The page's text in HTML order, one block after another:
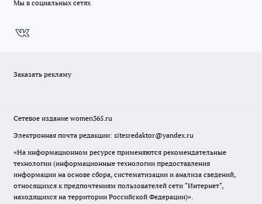
Мы в социальных сетях
Заказать рекламу
Сетевое издание women365.ru
Электронная почта редакции: sitesredaktor@yandex.ru
«На информационном ресурсе применяются рекомендательные
технологии (информационные технологии предоставления
информации на основе сбора, систематизации и анализа сведений,
относящихся к предпочтениям пользователей сети "Интернет",
находящихся на территории Российской Федерации)».